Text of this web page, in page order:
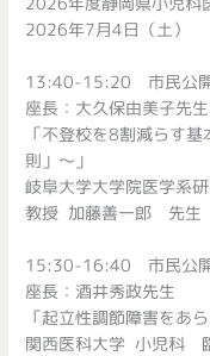
2026年7月4日（土）
13:40-15:20 市民公開
座長：大久保由美子先生
「不登校を8割減らす
則」〜」
岐阜大学大学院医学系
教授 加藤善一郎 先生
15:30-16:40 市民公開
座長：酒井秀政先生
「起立性調節障害をあ
関西医科大学 小児科